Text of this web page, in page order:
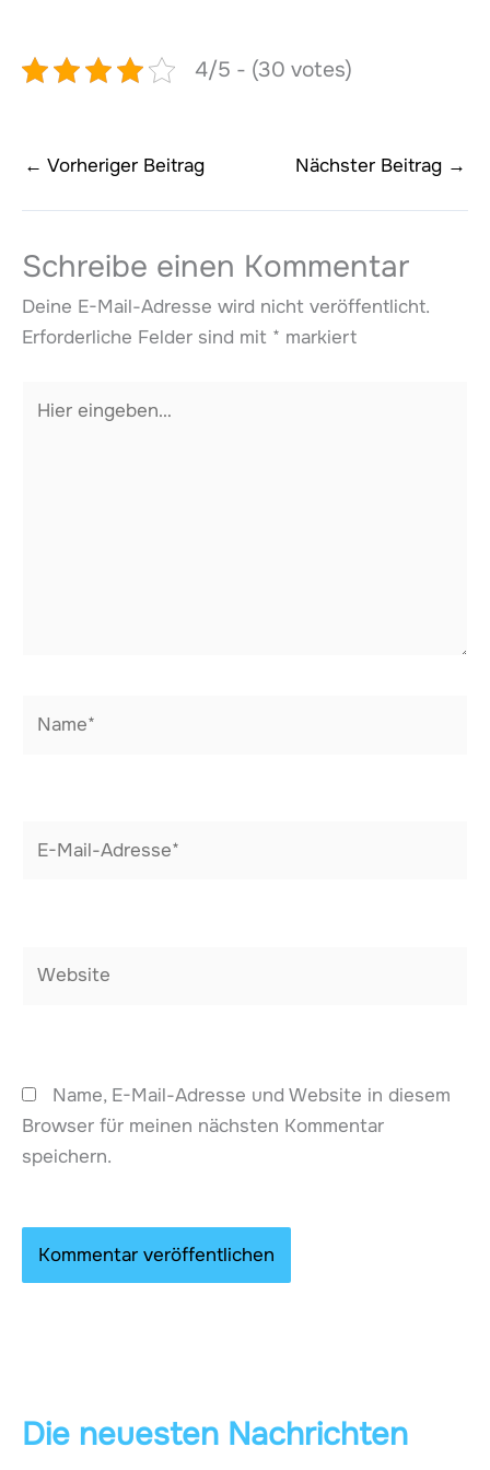
4/5 - (30 votes)
← Vorheriger Beitrag Nächster Beitrag →
Schreibe einen Kommentar
Deine E-Mail-Adresse wird nicht veröffentlicht.
Erforderliche Felder sind mit * markiert
eingeben…
Name, E-Mail-Adresse und Website in diesem
Browser für meinen nächsten Kommentar
speichern.
Die neuesten Nachrichten